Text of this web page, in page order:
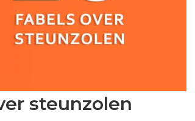
steunzolen